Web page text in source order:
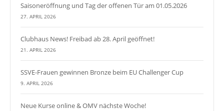
Saisoneröffnung und Tag der offenen Tür am 01.05.2026
27. APRIL 2026
Clubhaus News! Freibad ab 28. April geöffnet!
21. APRIL 2026
SSVE-Frauen gewinnen Bronze beim EU Challenger Cup
9. APRIL 2026
Neue Kurse online & OMV nächste Woche!